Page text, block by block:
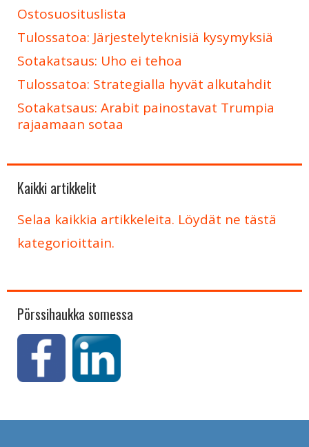
Ostosuosituslista
Tulossatoa: Järjestelyteknisiä kysymyksiä
Sotakatsaus: Uho ei tehoa
Tulossatoa: Strategialla hyvät alkutahdit
Sotakatsaus: Arabit painostavat Trumpia
rajaamaan sotaa
Kaikki artikkelit
Selaa kaikkia artikkeleita. Löydät ne tästä
kategorioittain.
Pörssihaukka somessa